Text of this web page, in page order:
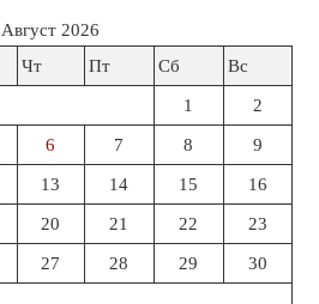
Август 2026
Чт Пт Сб Вс
1 2
6 7 8 9
13 14 15 16
20 21 22 23
27 28 29 30